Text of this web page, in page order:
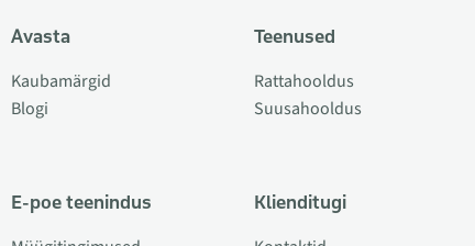
Avasta
Kaubamärgid
Blogi
E-poe teenindus
Teenused
Rattahooldus
Suusahooldus
Klienditugi